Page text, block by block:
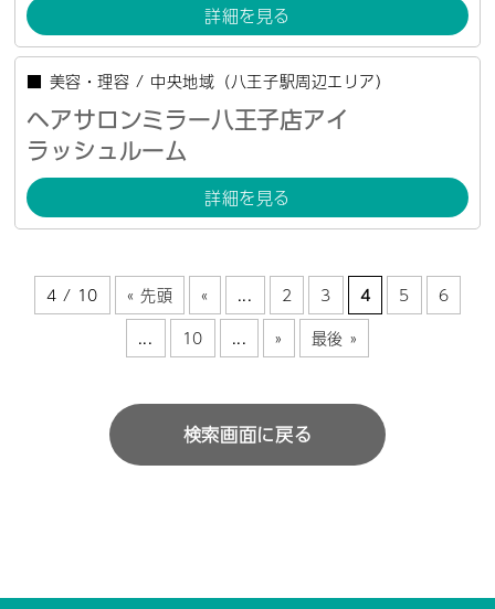
詳細を見る
■ 美容・理容 / 中央地域（八王子駅周辺エリア）
ヘアサロンミラー八王子店アイ
ラッシュルーム
詳細を見る
4 / 10 « 先頭 « ... 2 3 4 5
6
...
10 ... » 最後 »
検索画面に戻る